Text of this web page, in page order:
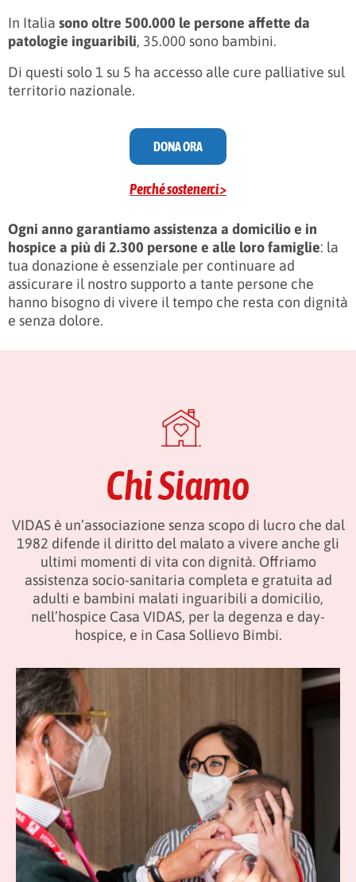
In Italia sono oltre 500.000 le persone affette da
patologie inguaribili, 35.000 sono bambini.
Di questi solo 1 su 5 ha accesso alle cure palliative sul
territorio nazionale.
DONA ORA
Perché sostenerci >
Ogni anno garantiamo assistenza a domicilio e in
hospice a più di 2.300 persone e alle loro famiglie: la
tua donazione è essenziale per continuare ad
assicurare il nostro supporto a tante persone che
hanno bisogno di vivere il tempo che resta con dignità
e senza dolore.
Chi Siamo
VIDAS è un’associazione senza scopo di lucro che dal
1982 difende il diritto del malato a vivere anche gli
ultimi momenti di vita con dignità. Offriamo
assistenza socio-sanitaria completa e gratuita ad
adulti e bambini malati inguaribili a domicilio,
nell’hospice Casa VIDAS, per la degenza e day-
hospice, e in Casa Sollievo Bimbi.